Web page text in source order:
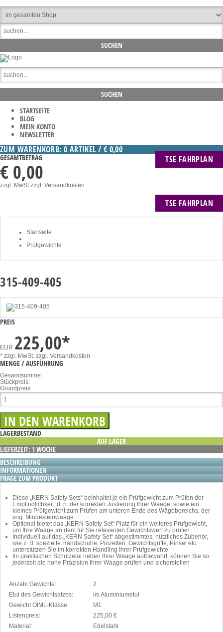
STARTSEITE
BLOG
MEIN KONTO
NEWSLETTER
TSE FAHRPLAN
ZUM WARENKORB: 0 ARTIKEL / € 0,00
GESAMTBETRAG
€ 0,00
zzgl. MwStzzgl. Versandkosten
TSE FAHRPLAN
Startseite
Prüfgewichte
315-409-405
PREIS
EUR 225,00*
* zzgl. MwSt. zzgl. Versandkosten
MENGE / AUSFÜHRUNG
Gesamtsumme:
Stückpreis:
Grundpreis:
LAGERBESTAND
AUF LAGER
LIEFERZEIT: 1 WOCHE
BESCHREIBUNG
INFORMATIONEN
FRAGE ZUM PRODUKT
Diese „KERN Safety Sets“ beinhaltet je ein Prüfgewicht zum Prüfen der
Empfindlichkeit, d. h. der korrekten Justierung Ihrer Waage, sowie ein
kleines Prüfgewicht zum Prüfen am unteren Ende des Wägebereichs, der
sog. Mindesteinwaage
Optional bietet das „KERN Safety Set“ Platz für ein weiteres Prüfgewicht,
um Ihre Waage an dem für Sie relevanten Gewichtswert zu prüfen
Individuell auf das „KERN Safety Set“ abgestimmtes, nützliches Zubehör,
wie z. B. spezielle Handschuhe, Pinzetten, Gewichtsgriffe, Pinsel etc.
unterstützen Sie im korrekten Handling Ihrer Prüfgewichte
Im praktischen Schutzetui neben Ihrer Waage aufbewahrt, können Sie so
jederzeit die hohe Präzision Ihrer Waage prüfen und sicherstellen
Anzahl Gewichte:
2
Etui des Gewichtsatzes:
im Aluminiumetui
Gewicht OIML-Klasse:
M1
Listenpreis:
225,00 €
Material:
Edelstahl